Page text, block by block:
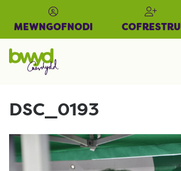
MEWNGOFNODI COFRESTRU
DSC_0193